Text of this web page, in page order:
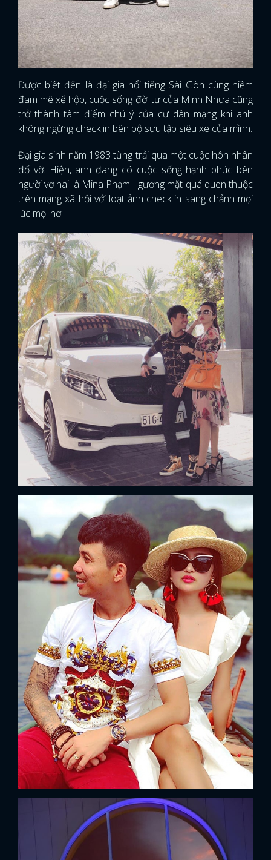
x
ĐĂNG NHẬP
Được biết đến là đại gia nổi tiếng Sài Gòn cùng niềm
đam mê xế hộp, cuộc sống đời tư của Minh Nhựa cũng
trở thành tâm điểm chú ý của cư dân mạng khi anh
không ngừng check in bên bộ sưu tập siêu xe của mình.
Đại gia sinh năm 1983 từng trải qua một cuộc hôn nhân
đổ vỡ. Hiện, anh đang có cuộc sống hạnh phúc bên
người vợ hai là Mina Phạm - gương mặt quá quen thuộc
trên mạng xã hội với loạt ảnh check in sang chảnh mọi
lúc mọi nơi.